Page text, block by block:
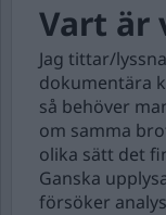
Vart är
Jag tittar/
dokumentära
så behöver
om samma
olika sätt det
Ganska
försöker